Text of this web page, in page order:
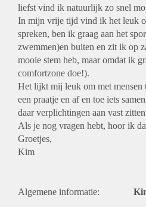
liefst vind ik natuurlijk zo snel
In mijn vrije tijd vind ik het leuk
spreken, ben ik graag aan het
zwemmen)en buiten en zit ik op
mooie stem heb, maar omdat ik
comfortzone doe!).
Het lijkt mij leuk om met mensen
een praatje en af en toe iets
daar verplichtingen aan vast
Als je nog vragen hebt, hoor ik
Groetjes,
Kim
Algemene informatie: